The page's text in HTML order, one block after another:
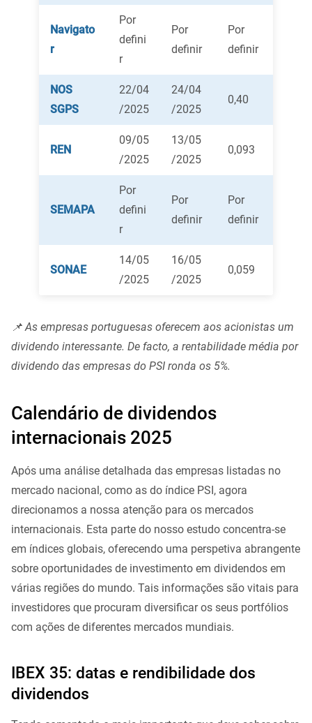
Navigato
r
Por
defini
r
Por
definir
Por
definir
NOS
SGPS
22/04
/2025
24/04
/2025
0,40
REN
09/05
/2025
13/05
/2025
0,093
SEMAPA
Por
defini
r
Por
definir
Por
definir
SONAE
14/05
/2025
16/05
/2025
0,059
📌 As empresas portuguesas oferecem aos acionistas um
dividendo interessante. De facto, a rentabilidade média por
dividendo das empresas do PSI ronda os 5%.
Calendário de dividendos
internacionais 2025
Após uma análise detalhada das empresas listadas no
mercado nacional, como as do índice PSI, agora
direcionamos a nossa atenção para os mercados
internacionais. Esta parte do nosso estudo concentra-se
em índices globais, oferecendo uma perspetiva abrangente
sobre oportunidades de investimento em dividendos em
várias regiões do mundo. Tais informações são vitais para
investidores que procuram diversificar os seus portfólios
com ações de diferentes mercados mundiais.
IBEX 35: datas e rendibilidade dos
dividendos